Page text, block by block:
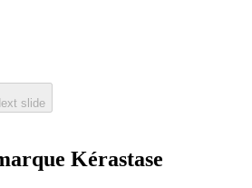
slide
Kérastase